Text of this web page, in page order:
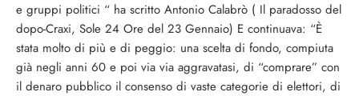
e gruppi politici “ ha scritto Antonio Calabrò ( Il paradosso del
dopo-Craxi, Sole 24 Ore del 23 Gennaio) E continuava: “È
stata molto di più e di peggio: una scelta di fondo, compiuta
già negli anni 60 e poi via via aggravatasi, di “comprare” con
il denaro pubblico il consenso di vaste categorie di elettori, di